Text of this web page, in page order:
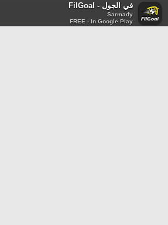
في الجول - FilGoal
Sarmady
FREE - In Google Play